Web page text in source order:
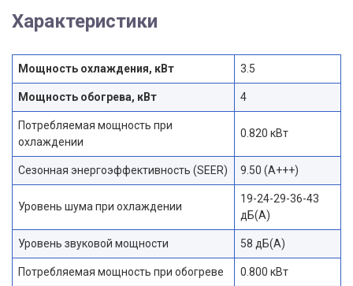
Характеристики
Мощность охлаждения, кВт 3.5
Мощность обогрева, кВт 4
Потребляемая мощность при
охлаждении
0.820 кВт
Сезонная энергоэффективность (SEER) 9.50 (A+++)
Уровень шума при охлаждении
19-24-29-36-43
дБ(А)
Уровень звуковой мощности 58 дБ(А)
Потребляемая мощность при обогреве 0.800 кВт